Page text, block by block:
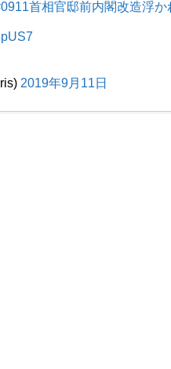
首相官邸前内閣改造浮
2019年9月11日